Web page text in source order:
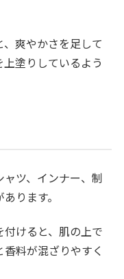
爽やかさを足して
塗りしているよう
ツ、インナー、制
ります。
けると、肌の上で
料が混ざりやすく